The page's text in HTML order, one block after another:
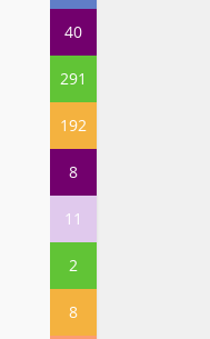
40
291
192
8
11
2
8